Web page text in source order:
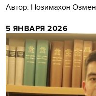
Автор: Нозимахон Озмен
5 ЯНВАРЯ 2026